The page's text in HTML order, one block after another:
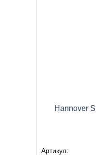
Hannover
Артикул: